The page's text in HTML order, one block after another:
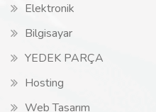
Elektronik
Bilgisayar
YEDEK PARÇA
Hosting
Web Tasarım